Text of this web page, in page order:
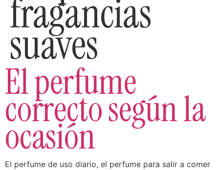
fragancias
suaves
El perfume
correcto según la
ocasión
El perfume de uso diario, el perfume para salir a comer